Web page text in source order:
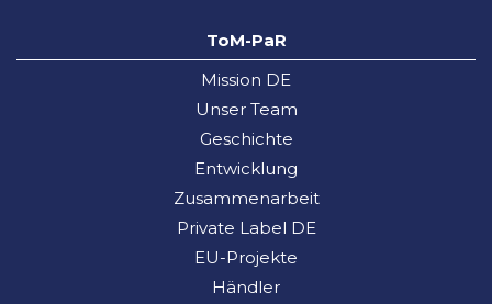
ToM-PaR
Mission DE
Unser Team
Geschichte
Entwicklung
Zusammenarbeit
Private Label DE
EU-Projekte
Händler